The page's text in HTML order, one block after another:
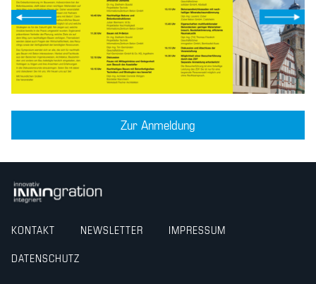
Zur Anmeldung
KONTAKT NEWSLETTER IMPRESSUM
DATENSCHUTZ